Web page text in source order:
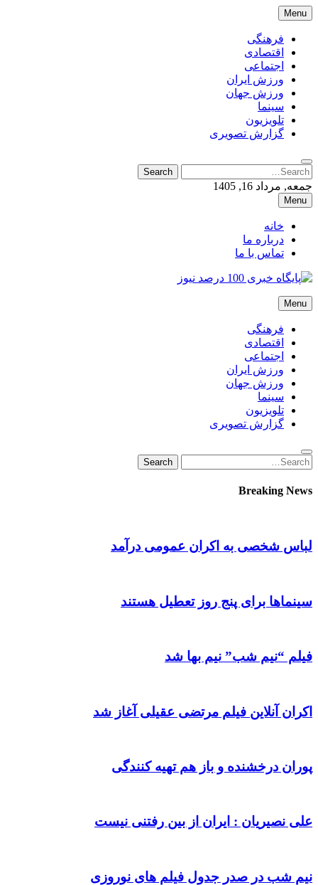
Skip
to
content
Menu
فرهنگی
اقتصادی
اجتماعی
ورزش ایران
ورزش جهان
سینما
تلویزیون
گزارش تصویری
Search
for:
Search
جمعه, مرداد 16, 1405
Menu
خانه
درباره ما
تماس با ما
پایگاه خبری 100 درصد نیوز
پایگاه خبری 100 درصد نیوز
Menu
فرهنگی
اقتصادی
اجتماعی
ورزش ایران
ورزش جهان
سینما
تلویزیون
گزارش تصویری
Search
for:
Search
Breaking News
لباس شخصی به اکران عمومی درآمد
سینماها برای پنج‌ روز تعطیل هستند
فیلم “نیم شب” نیم بها شد
اکران آنلاین فیلم مرتضی عقیلی آغاز شد
پوران درخشنده و باز هم تهیه کنندگی
علی نصیریان : ایران از بین رفتنی نیست
نیم شب در صدر جدول فیلم های نوروزی